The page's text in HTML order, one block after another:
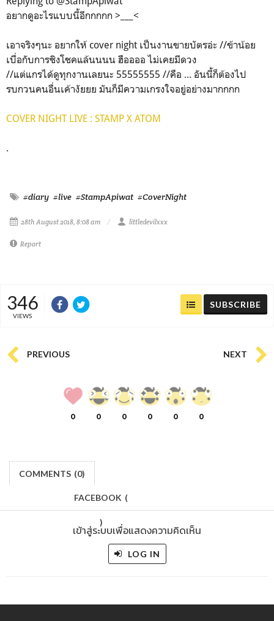
อยากดูอะไรแบบนี้อีกกกกก >___<
เอาจริงๆนะ อยากให้ cover night เป็นงานขายบัตรอ่ะ //ข้าน้อย
เบื่อกับการชิงโชคแล้นนนน ฮืออออ ไม่เคยมีดวง
//แต่แกรได้ดูทุกงานเลยนะ 55555555 //คือ ... อันนี้ก็ต้องไป
รบกวนคนอื่นเค้างัยยย มันก็มีความเกรงใจอยู่อย่างมากกกก
COVER NIGHT LIVE : STAMP X ATOM
.
#diary #live #StampApiwat #CoverNight
28th August 2018, 8:08 am littledevilxxx
Report
346
VIEWS
SUBSCRIBE
PREVIOUS NEXT
0 0 0 0 0 0
COMMENTS (0)
FACEBOOK (
)
เข้าสู่ระบบเพื่อแสดงความคิดเห็น
LOG IN